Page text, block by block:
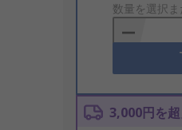
to
Basket
数量を選択
3,000円を